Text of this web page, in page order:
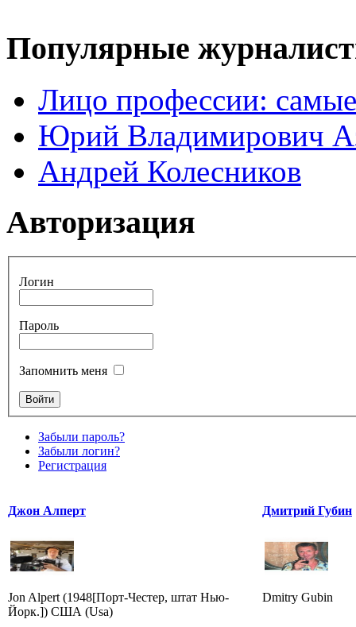
Популярные
Лицо профессии:
Юрий Владимирович
Андрей Колесников
Авторизация
Логин
Пароль
Запомнить меня
Забыли пароль?
Забыли логин?
Регистрация
Джон Алперт
Jon Alpert (1948[Порт-Честер, штат Нью-
Йорк.]) США (Usa)
Дмитрий Губин
Dmitry Gubin